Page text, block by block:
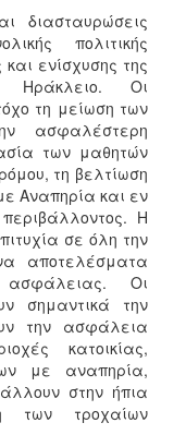
διασταυρώσεις
πολιτικής
ενίσχυσης της
Ηράκλειο. Οι
τη μείωση των
ασφαλέστερη
των μαθητών
τη βελτίωση
Αναπηρία και εν
Η
σε όλη την
αποτελέσματα
Οι
σημαντικά την
την ασφάλεια
κατοικίας,
με αναπηρία,
στην ήπια
των τροχαίων